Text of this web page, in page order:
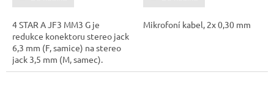
4 STAR A JF3 MM3 G je
redukce konektoru stereo jack
6,3 mm (F, samice) na stereo
jack 3,5 mm (M, samec).
Mikrofoní kabel, 2x 0,30 mm